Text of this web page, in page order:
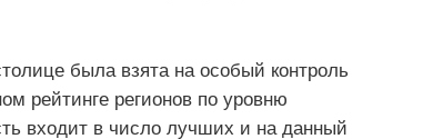
была взята на особый контроль
рейтинге регионов по уровню
входит в число лучших и на данный